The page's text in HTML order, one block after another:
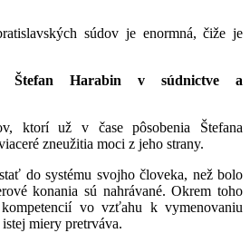
súdov je enormná, čiže je
Štefan Harabin v súdnictve a
ktorí už v čase pôsobenia Štefana
zneužitia moci z jeho strany.
do systému svojho človeka, než bolo
konania sú nahrávané. Okrem toho
vo vzťahu k vymenovaniu
miery pretrváva.